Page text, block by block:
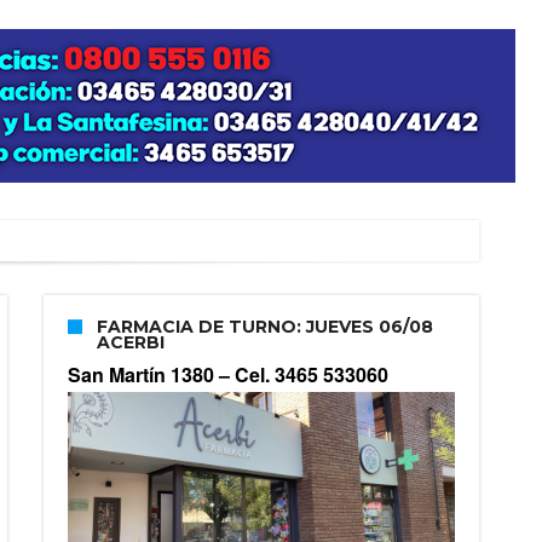
FARMACIA DE TURNO: JUEVES 06/08
ACERBI
San Martín 1380 –Cel. 3465 533060